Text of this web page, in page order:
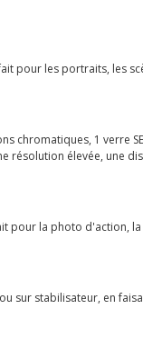
pour les portraits, les
chromatiques, 1 verre
résolution élevée, une
pour la photo d'action,
sur stabilisateur, en